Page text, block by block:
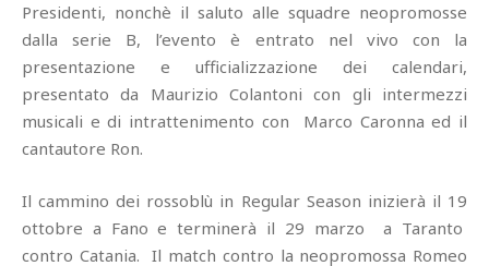
Presidenti, nonchè il saluto alle squadre neopromosse
dalla serie B, l’evento è entrato nel vivo con la
presentazione e ufficializzazione dei calendari,
presentato da Maurizio Colantoni con gli intermezzi
musicali e di intrattenimento con Marco Caronna ed il
cantautore Ron.
Il cammino dei rossoblù in Regular Season inizierà il 19
ottobre a Fano e terminerà il 29 marzo a Taranto
contro Catania. Il match contro la neopromossa Romeo